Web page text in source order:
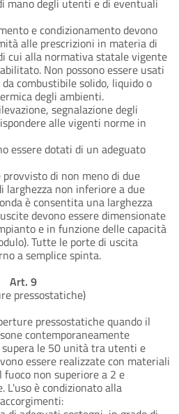
e condizionamento devono
alle prescrizioni in materia di
cui alla normativa statale vigente
Non possono essere usati
combustibile solido, liquido o
degli ambienti.
segnalazione degli
alle vigenti norme in
essere dotati di un adeguato
di non meno di due
larghezza non inferiore a due
è consentita una larghezza
devono essere dimensionate
e in funzione delle capacità
Tutte le porte di uscita
a semplice spinta.
Art. 9
pressostatiche)
pressostatiche quando il
contemporaneamente
le 50 unità tra utenti e
essere realizzate con materiali
non superiore a 2 e
L'uso è condizionato alla